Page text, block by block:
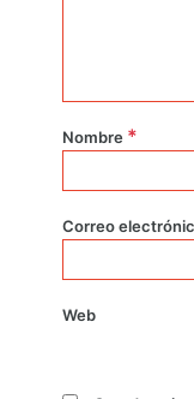
Nombre *
Correo
Web